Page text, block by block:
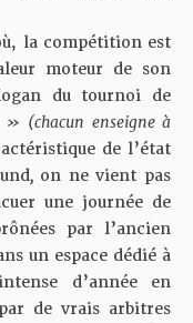
la compétition est
moteur de son
du tournoi de
(chacun enseigne à
de l’état
, on ne vient pas
une journée de
par l’ancien
un espace dédié à
d’année en
de vrais arbitres